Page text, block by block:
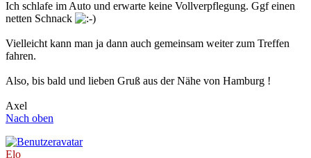
Ich schlafe im Auto und erwarte keine Vollverpflegung. Ggf einen
netten Schnack
Vielleicht kann man ja dann auch gemeinsam weiter zum Treffen
fahren.
Also, bis bald und lieben Gruß aus der Nähe von Hamburg !
Axel
Nach oben
Elo